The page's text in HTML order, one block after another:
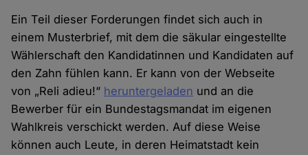
Ein Teil dieser Forderungen findet sich auch in
einem Musterbrief, mit dem die säkular eingestellte
Wählerschaft den Kandidatinnen und Kandidaten auf
den Zahn fühlen kann. Er kann von der Webseite
von „Reli adieu!“ heruntergeladen und an die
Bewerber für ein Bundestagsmandat im eigenen
Wahlkreis verschickt werden. Auf diese Weise
können auch Leute, in deren Heimatstadt kein